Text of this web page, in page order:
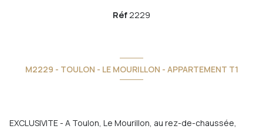
Réf2229
M2229 - TOULON - LE MOURILLON - APPARTEMENT T1
EXCLUSIVITE - A Toulon, Le Mourillon, au rez-de-chaussée,